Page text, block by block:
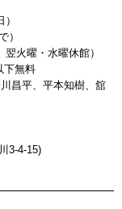
）
火曜・水曜休館）
下無料
昌平、平本知樹、舘
3-4-15)